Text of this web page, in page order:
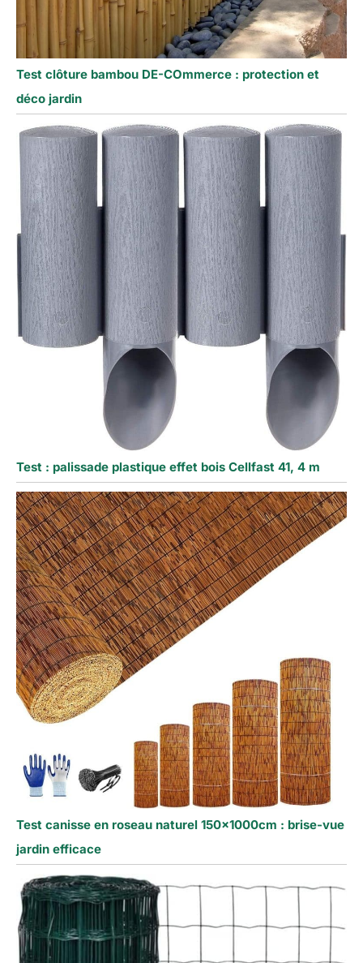
Test clôture bambou DE-COmmerce : protection et
déco jardin
Test : palissade plastique effet bois Cellfast 41, 4 m
Test canisse en roseau naturel 150x1000cm : brise-vue
jardin efficace